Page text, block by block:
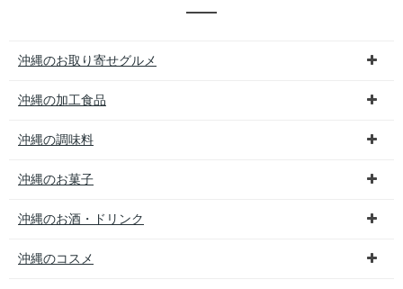
沖縄のお取り寄せグルメ
沖縄の加工食品
沖縄の調味料
沖縄のお菓子
沖縄のお酒・ドリンク
沖縄のコスメ